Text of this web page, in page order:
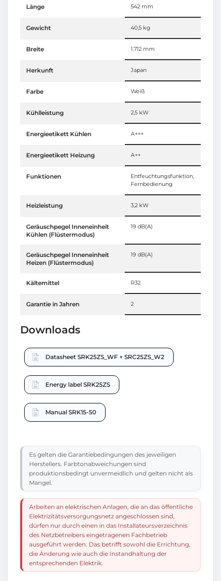
Länge 542 mm
Gewicht 40,5 kg
Breite 1.712 mm
Herkunft Japan
Farbe Weiß
Kühlleistung 2,5 kW
Energieetikett Kühlen A+++
Energieetikett Heizung A++
Funktionen
Entfeuchtungsfunktion,
Fernbedienung
Heizleistung 3,2 kW
Geräuschpegel Inneneinheit
Kühlen (Flüstermodus)
19 dB(A)
Geräuschpegel Inneneinheit
Heizen (Flüstermodus)
19 dB(A)
Kältemittel R32
Garantie in Jahren 2
Downloads
Datasheet SRK25ZS_WF + SRC25ZS_W2
Energy label SRK25ZS
Manual SRK15-50
Es gelten die Garantiebedingungen des jeweiligen
Herstellers. Farbtonabweichungen sind
produktionsbedingt unvermeidlich und gelten nicht als
Mangel.
Arbeiten an elektrischen Anlagen, die an das öffentliche
Elektrizitätsversorgungsnetz angeschlossen sind,
dürfen nur durch einen in das Installateursverzeichnis
des Netzbetreibers eingetragenen Fachbetrieb
ausgeführt werden. Das betrifft sowohl die Errichtung,
die Änderung wie auch die Instandhaltung der
entsprechenden Elektrik.